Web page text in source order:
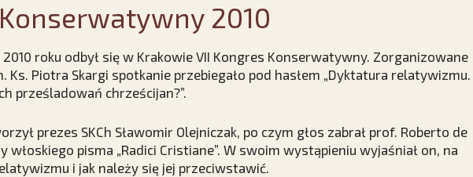
2010
roku odbył się w Krakowie VII Kongres Konserwatywny. Zorganizowane
Ks. Piotra Skargi spotkanie przebiegało pod hasłem „Dyktatura relatywizmu.
prześladowań chrześcijan?”.
prezes SKCh Sławomir Olejniczak, po czym głos zabrał prof. Roberto de
pisma „Radici Cristiane”. W swoim wystąpieniu wyjaśniał on, na
i jak należy się jej przeciwstawić.